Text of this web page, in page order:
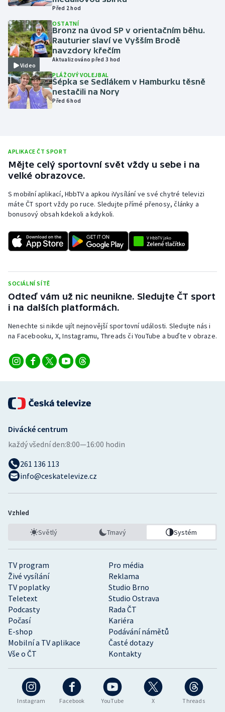
Moderní pětiboj
Motorsport
Olympijské hry
Parasport
Plavání
Ragby
Rychlobruslení
Rychlostní kanoistika
Short track
Sportovní střelba
Triatlon
Vodní slalom
Volejbal
Před 2 hod
Video
OSTATNÍ
Bronz na úvod SP v orientačním běhu.
Rauturier slaví ve Vyšším Brodě
navzdory křečím
Aktualizováno před 3 hod
PLÁŽOVÝ VOLEJBAL
Šépka se Sedlákem v Hamburku těsně
nestačili na Nory
Před 6 hod
APLIKACE ČT SPORT
Mějte celý sportovní svět vždy u sebe i na
velké obrazovce.
S mobilní aplikací, HbbTV a apkou iVysílání ve své chytré televizi
máte ČT sport vždy po ruce. Sledujte přímé přenosy, články a
bonusový obsah kdekoli a kdykoli.
SOCIÁLNÍ SÍTĚ
Odteď vám už nic neunikne. Sledujte ČT sport
i na dalších platformách.
Nenechte si nikde ujít nejnovější sportovní události. Sledujte nás i
na Facebooku, X, Instagramu, Threads či YouTube a buďte v obraze.
Instagram Facebook YouTube X Threads
TV program
Pro média
Živé vysílání
Reklama
TV poplatky
Studio Brno
Teletext
Studio Ostrava
Podcasty
Rada ČT
Počasí
Kariéra
E-shop
Podávání námětů
Mobilní a TV aplikace
Časté dotazy
Vše o ČT
Kontakty
Divácké centrum
každý všední den:8:00—16:00 hodin
261 136 113
info@ceskatelevize.cz
Vzhled
Světlý Tmavý Systém